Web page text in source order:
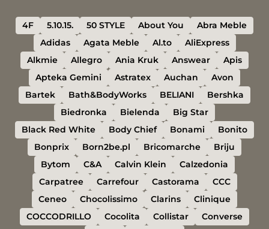
4F 5.10.15. 50 STYLE About You
Abra Meble
Adidas
Agata Meble Al.to
AliExpress
Alkmie
Allegro Ania Kruk Answear
Apis
Apteka Gemini
Astratex Auchan
Avon
Bartek
Bath&BodyWorks BELIANI
Bershka
Biedronka
Bielenda
Big Star
Black Red White
Body Chief Bonami
Bonito
Bonprix
Born2be.pl Bricomarche
Briju
Bytom
C&A Calvin Klein
Calzedonia
Carpatree
Carrefour Castorama
CCC
Ceneo
Chocolissimo Clarins
Clinique
COCCODRILLO
Cocolita Collistar
Converse